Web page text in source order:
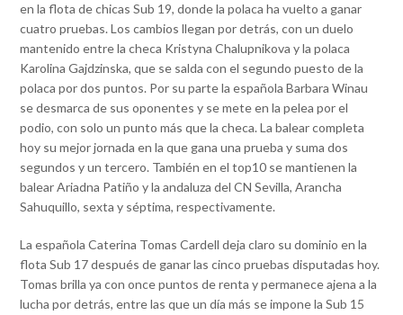
en la flota de chicas Sub 19, donde la polaca ha vuelto a ganar
cuatro pruebas. Los cambios llegan por detrás, con un duelo
mantenido entre la checa Kristyna Chalupnikova y la polaca
Karolina Gajdzinska, que se salda con el segundo puesto de la
polaca por dos puntos. Por su parte la española Barbara Winau
se desmarca de sus oponentes y se mete en la pelea por el
podio, con solo un punto más que la checa. La balear completa
hoy su mejor jornada en la que gana una prueba y suma dos
segundos y un tercero. También en el top10 se mantienen la
balear Ariadna Patiño y la andaluza del CN Sevilla, Arancha
Sahuquillo, sexta y séptima, respectivamente.
La española Caterina Tomas Cardell deja claro su dominio en la
flota Sub 17 después de ganar las cinco pruebas disputadas hoy.
Tomas brilla ya con once puntos de renta y permanece ajena a la
lucha por detrás, entre las que un día más se impone la Sub 15